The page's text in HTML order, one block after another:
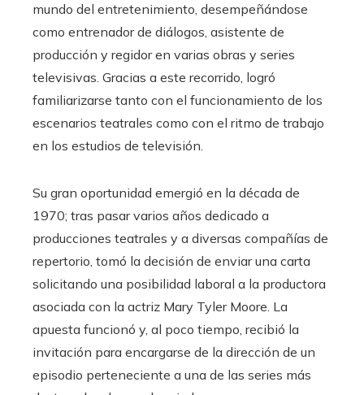
mundo del entretenimiento, desempeñándose
como entrenador de diálogos, asistente de
producción y regidor en varias obras y series
televisivas. Gracias a este recorrido, logró
familiarizarse tanto con el funcionamiento de los
escenarios teatrales como con el ritmo de trabajo
en los estudios de televisión.
Su gran oportunidad emergió en la década de
1970; tras pasar varios años dedicado a
producciones teatrales y a diversas compañías de
repertorio, tomó la decisión de enviar una carta
solicitando una posibilidad laboral a la productora
asociada con la actriz Mary Tyler Moore. La
apuesta funcionó y, al poco tiempo, recibió la
invitación para encargarse de la dirección de un
episodio perteneciente a una de las series más